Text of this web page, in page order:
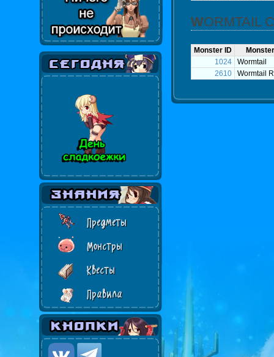
Предметы
Монстры
Квесты
Правила
Monster ID
1024
Wormtail
2610
Wormtail